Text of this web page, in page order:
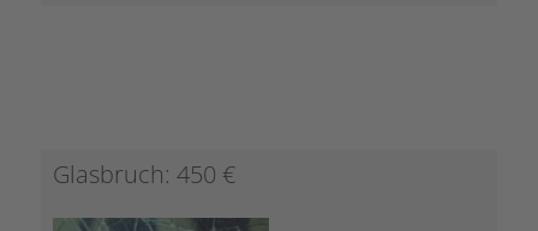
Glasbruch: 450 €